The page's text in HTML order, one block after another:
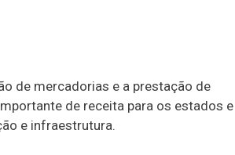
de mercadorias e a prestação de
de receita para os estados e
e infraestrutura.